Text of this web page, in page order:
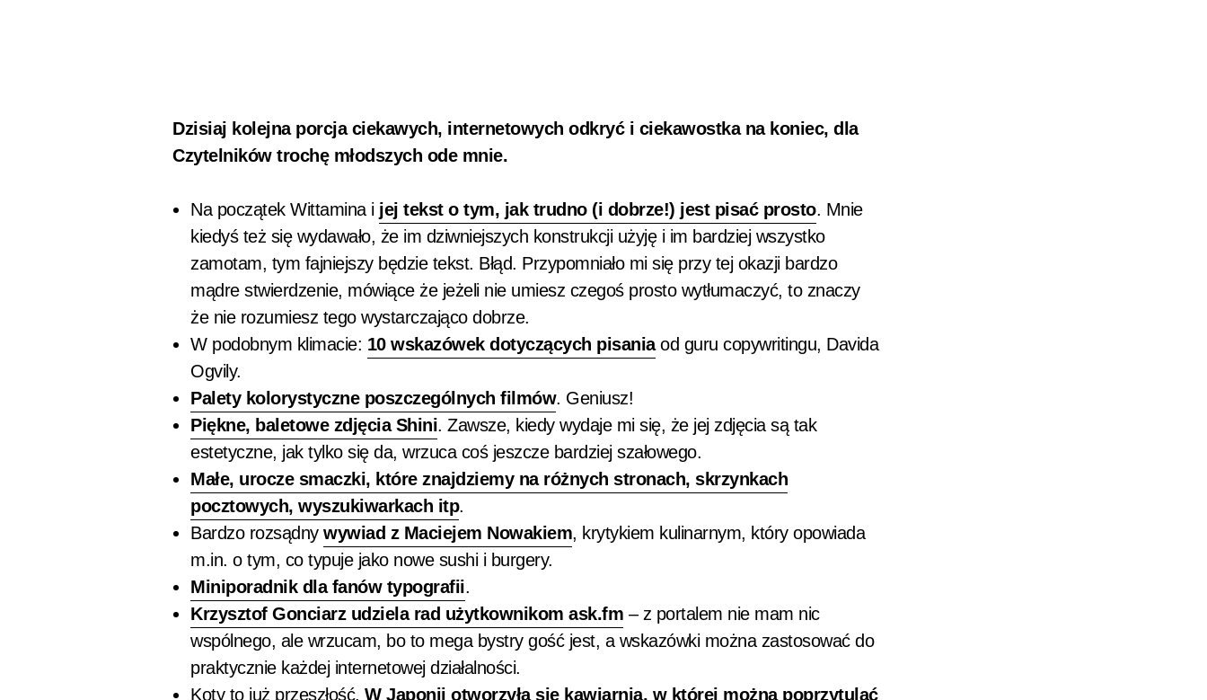
Dzisiaj kolejna porcja ciekawych, internetowych odkryć i ciekawostka na koniec, dla
Czytelników trochę młodszych ode mnie.
Na początek Wittamina i jej tekst o tym, jak trudno (i dobrze!) jest pisać prosto. Mnie
kiedyś też się wydawało, że im dziwniejszych konstrukcji użyję i im bardziej wszystko
zamotam, tym fajniejszy będzie tekst. Błąd. Przypomniało mi się przy tej okazji bardzo
mądre stwierdzenie, mówiące że jeżeli nie umiesz czegoś prosto wytłumaczyć, to znaczy
że nie rozumiesz tego wystarczająco dobrze.
W podobnym klimacie: 10 wskazówek dotyczących pisaniaod guru copywritingu, Davida
Ogvily.
Palety kolorystyczne poszczególnych filmów. Geniusz!
Piękne, baletowe zdjęcia Shini. Zawsze, kiedy wydaje mi się, że jej zdjęcia są tak
estetyczne, jak tylko się da, wrzuca coś jeszcze bardziej szałowego.
Małe, urocze smaczki, które znajdziemy na różnych stronach, skrzynkach
pocztowych, wyszukiwarkach itp.
Bardzo rozsądny wywiad z Maciejem Nowakiem, krytykiem kulinarnym, który opowiada
m.in. o tym, co typuje jako nowe sushi i burgery.
Miniporadnik dla fanów typografii.
Krzysztof Gonciarz udziela rad użytkownikom ask.fm – z portalem nie mam nic
wspólnego, ale wrzucam, bo to mega bystry gość jest, a wskazówki można zastosować do
praktycznie każdej internetowej działalności.
Koty to już przeszłość. W Japonii otworzyła się kawiarnia, w której można poprzytulać